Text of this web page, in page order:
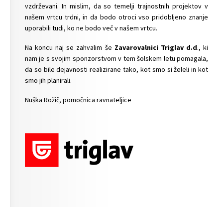
vzdrževani. In mislim, da so temelji trajnostnih projektov v
našem vrtcu trdni, in da bodo otroci vso pridobljeno znanje
uporabili tudi, ko ne bodo več v našem vrtcu.
Na koncu naj se zahvalim še Zavarovalnici Triglav d.d., ki
nam je s svojim sponzorstvom v tem šolskem letu pomagala,
da so bile dejavnosti realizirane tako, kot smo si želeli in kot
smo jih planirali.
Nuška Rožič, pomočnica ravnateljice